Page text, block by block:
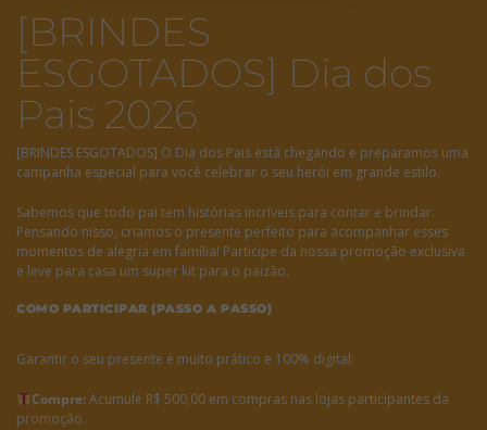
[BRINDES
ESGOTADOS] Dia dos
Pais 2026
[BRINDES ESGOTADOS] O Dia dos Pais está chegando e preparamos uma
campanha especial para você celebrar o seu herói em grande estilo.
Sabemos que todo pai tem histórias incríveis para contar e brindar.
Pensando nisso, criamos o presente perfeito para acompanhar esses
momentos de alegria em família! Participe da nossa promoção exclusiva
e leve para casa um super kit para o paizão.
COMO PARTICIPAR (PASSO A PASSO)
Garantir o seu presente é muito prático e 100% digital:
Compre:Acumule R$ 500,00 em compras nas lojas participantes da
promoção.